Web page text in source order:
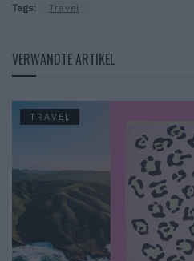
Tags: Travel
VERWANDTE ARTIKEL
TRAVEL